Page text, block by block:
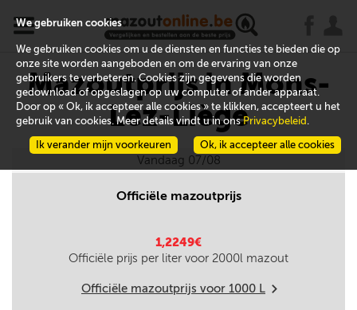
x
Mazoutprijs in Mons-
Lez-Liège
Vandaag 07/08
Officiële mazoutprijs
1,2249€
Officiële prijs per liter voor 2000l mazout
Officiële mazoutprijs voor 1000 L m
We gebruiken cookies
We gebruiken cookies om u de diensten en functies te bieden die op
onze site worden aangeboden en om de ervaring van onze
gebruikers te verbeteren. Cookies zijn gegevens die worden
gedownload of opgeslagen op uw computer of ander apparaat.
Door op « Ok, ik accepteer alle cookies » te klikken, accepteert u het
gebruik van cookies. Meer details vindt u in onsPrivacybeleid .
Ok, ik accepteer alle cookies
Ik verander mijn voorkeuren